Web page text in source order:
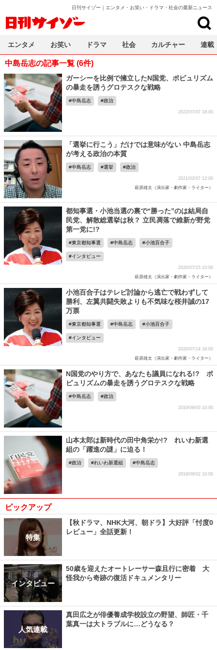
日刊サイゾー｜エンタメ・お笑い・ドラマ・社会の最新ニュース
中島岳志の記事一覧 (6件)
ガーシーを比例で擁立したN国党、ポピュリズム
の暴走を誘うグロテスクな戦略
中島岳志 政治
2022/07/07 18:00
「選挙に行こう」だけでは意味がない 中島岳志
が考える政治の本質
中島岳志 選挙 政治
2021/02/07 12:00
萩原雄太（演出家・劇作家・ライター）
都知事選・小池当選の裏で“勝った”のは結局自
民党、解散総選挙は秋？ 立民凋落で維新が野党
第一党に!?
東京都知事選 中島岳志 小池百合子
インタビュー
2020/07/15 10:00
萩原雄太（演出家・劇作家・ライター）
小池百合子はテレビ討論から逃亡で戦わずして
勝利、左翼共闘失敗よりも不気味な桜井誠の17
万票
東京都知事選 中島岳志 小池百合子
インタビュー
2020/07/14 18:00
萩原雄太（演出家・劇作家・ライター）
N国党のやり方で、あなたも議員になれる!? ポ
ピュリズムの暴走を誘うグロテスクな戦略
中島岳志 政治
2019/09/03 10:00
山本太郎は新時代の田中角栄か!? れいわ新選
組の「躍進の謎」に迫る！
政治 れいわ新選組 中島岳志
2019/09/02 10:00
ピックアップ
特集
【秋ドラマ、NHK大河、朝ドラ】大好評「忖度0
レビュー」全話更新！
インタビュー
50歳を迎えたオートレーサー森且行に密着 大
怪我から奇跡の復活ドキュメンタリー
人気連載
真田広之が俳優養成学校設立の野望、師匠・千
葉真一は大トラブルに…どうなる？
エンタメ お笑い ドラマ 社会 カルチャー 連載